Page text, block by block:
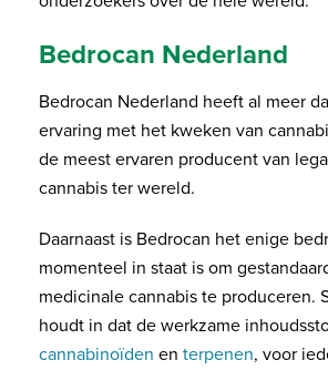
Bedrocan Nederland
Bedrocan Nederland heeft al meer
ervaring met het kweken van
de meest ervaren producent van
cannabis ter wereld.
Daarnaast is Bedrocan het enige
momenteel in staat is om
medicinale cannabis te produceren.
houdt in dat de werkzame
cannabinoïden en terpenen, voor